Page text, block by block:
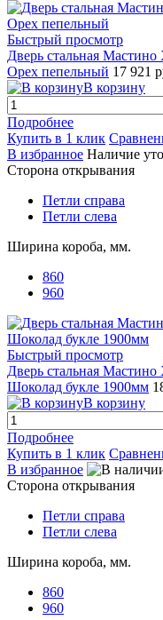
Быстрый просмотр
Дверь стальная
Орех пепельный 17 921
В корзину
Подробнее
Купить в 1 клик
В избранное Наличие
Сторона открывания
Петли справа
Петли слева
Ширина короба, мм.
860
960
Быстрый просмотр
Дверь стальная
Шоколад букле 1900мм
В корзину
Подробнее
Купить в 1 клик
В избранное
Сторона открывания
Петли справа
Петли слева
Ширина короба, мм.
860
960